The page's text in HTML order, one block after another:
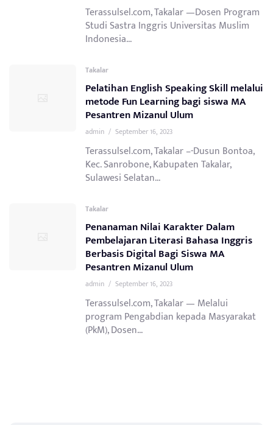
Terassulsel.com, Takalar —Dosen Program
Studi Sastra Inggris Universitas Muslim
Indonesia...
Takalar
Pelatihan English Speaking Skill melalui
metode Fun Learning bagi siswa MA
Pesantren Mizanul Ulum
admin / September 16, 2023
Terassulsel.com, Takalar –-Dusun Bontoa,
Kec. Sanrobone, Kabupaten Takalar,
Sulawesi Selatan...
Takalar
Penanaman Nilai Karakter Dalam
Pembelajaran Literasi Bahasa Inggris
Berbasis Digital Bagi Siswa MA
Pesantren Mizanul Ulum
admin / September 16, 2023
Terassulsel.com, Takalar — Melalui
program Pengabdian kepada Masyarakat
(PkM), Dosen...